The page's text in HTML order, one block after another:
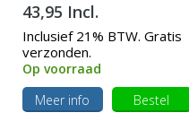
43,95 Incl.
Inclusief 21% BTW. Gratis
verzonden.
Op voorraad
Meer info
Bestel